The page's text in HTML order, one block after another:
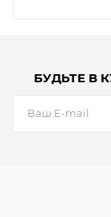
БУДЬТЕ В